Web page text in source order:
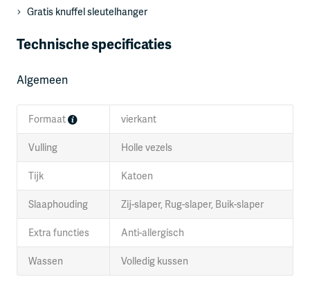
Gratis knuffel sleutelhanger
Technische specificaties
Algemeen
Formaat vierkant
Vulling Holle vezels
Tijk Katoen
Slaaphouding Zij-slaper, Rug-slaper, Buik-slaper
Extra functies Anti-allergisch
Wassen Volledig kussen